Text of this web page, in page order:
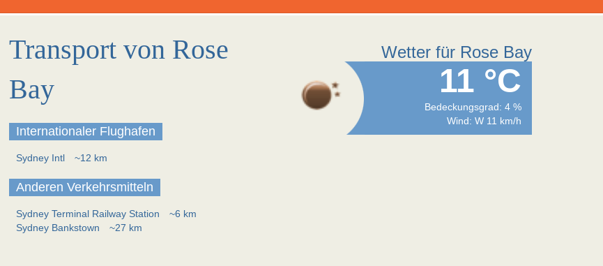
Transport von Rose
Bay
Internationaler Flughafen
Sydney Intl ~12 km
Anderen Verkehrsmitteln
Sydney Terminal Railway Station
~6 km
Sydney Bankstown
~27 km
Wetter für Rose Bay
11 °C
Bedeckungsgrad: 4 %
Wind: W 11 km/h